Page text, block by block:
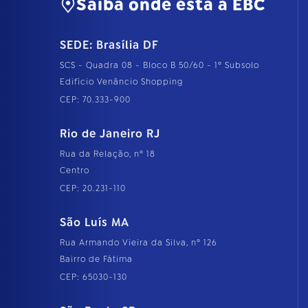
Saiba onde está a EBC
SEDE: Brasília DF
SCS - Quadra 08 - Bloco B 50/60 - 1º Subsolo
Edifício Venâncio Shopping
CEP: 70.333-900
Rio de Janeiro RJ
Rua da Relação, nº 18
Centro
CEP: 20.231-110
São Luís MA
Rua Armando Vieira da Silva, nº 126
Bairro de Fátima
CEP: 65030-130